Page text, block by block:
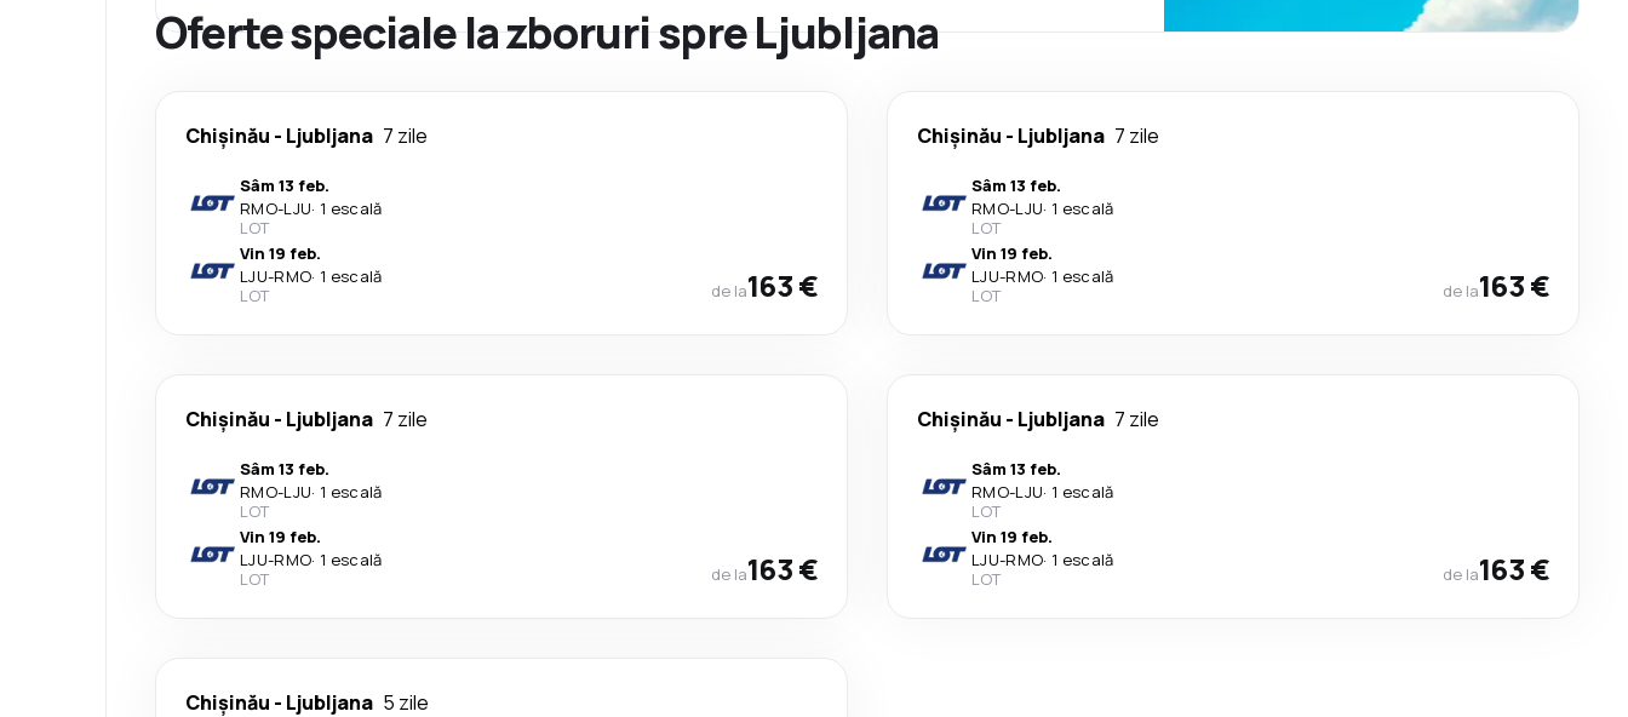
Oferte speciale la zboruri spre Ljubljana
Chişinău - Ljubljana 7 zile
Sâm 13 feb.
RMO-LJU· 1 escală
LOT
Vin 19 feb.
LJU-RMO· 1 escală
LOT
de la163 €
Chişinău - Ljubljana 7 zile
Sâm 13 feb.
RMO-LJU· 1 escală
LOT
Vin 19 feb.
LJU-RMO· 1 escală
LOT
de la163 €
Chişinău - Ljubljana 7 zile
Sâm 13 feb.
RMO-LJU· 1 escală
LOT
Vin 19 feb.
LJU-RMO· 1 escală
LOT
de la163 €
Chişinău - Ljubljana 7 zile
Sâm 13 feb.
RMO-LJU· 1 escală
LOT
Vin 19 feb.
LJU-RMO· 1 escală
LOT
de la163 €
Chişinău - Ljubljana 5 zile